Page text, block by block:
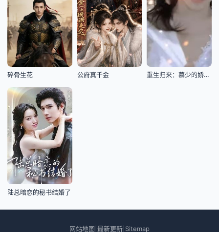
碎骨生花 公府真千金 重生归来：慕少的娇妻飒又甜
陆总暗恋的秘书结婚了
网站地图 最新更新 Sitemap